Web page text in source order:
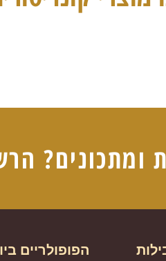
ומתכונים?
הפופולריים